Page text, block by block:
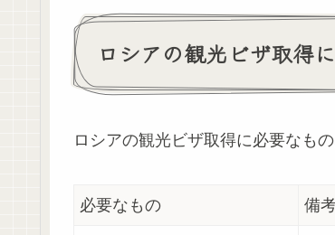
ロシアの観光ビザ取得
ロシアの観光ビザ取得に必要なも
必要なもの 備